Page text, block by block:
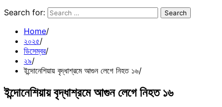
Search for:
Home
২০২৫
ডিসেম্বর
২৯
ইন্দোনেশিয়ায় বৃদ্ধাশ্রমে আগুন লেগে নিহত ১৬
ইন্দোনেশিয়ায় বৃদ্ধাশ্রমে আগুন লেগে নিহত ১৬